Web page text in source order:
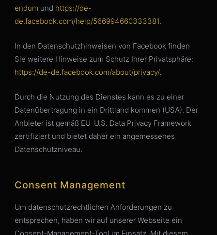
endum und https://de-
de.facebook.com/help/566994660333381.
In den Datenschutzhinweisen von Facebook finden
Sie weitere Hinweise zum Schutz Ihrer Privatsphäre:
https://de-de.facebook.com/about/privacy/.
Durch die Nutzung des Dienstes kann es zu einer
Datenübertragung in ein Drittland kommen (USA). Der
Anbieter ist gemäß EU-U.S. Data Privacy Framework
zertifiziert und bietet daher ein angemessenes
Datenschutzniveau.
Consent Management
Um datenschutzrechtlichen Anforderungen zu
entsprechen, haben wir auf unserer Webseite ein